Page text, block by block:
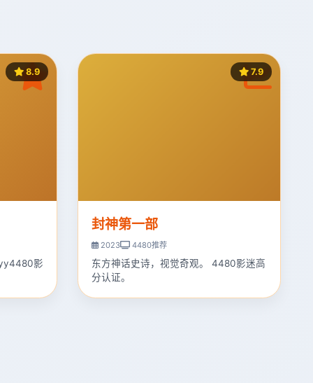
8.9
影
7.9
封神第一部
2023 4480推荐
东方神话史诗，视觉奇观。 4480影迷高
分认证。